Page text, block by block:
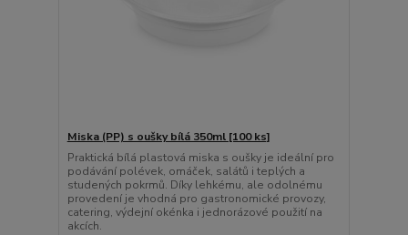
Miska (PP) s oušky bílá 350ml [100 ks]
Praktická bílá plastová miska s oušky je ideální pro
podávání polévek, omáček, salátů i teplých a
studených pokrmů. Díky lehkému, ale odolnému
provedení je vhodná pro gastronomické provozy,
catering, výdejní okénka i jednorázové použití na
akcích.